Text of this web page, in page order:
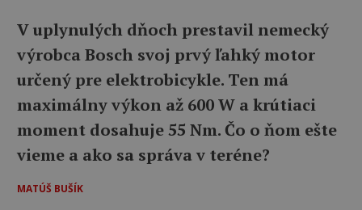
V uplynulých dňoch prestavil nemecký
výrobca Bosch svoj prvý ľahký motor
určený pre elektrobicykle. Ten má
maximálny výkon až 600 W a krútiaci
moment dosahuje 55 Nm. Čo o ňom ešte
vieme a ako sa správa v teréne?
MATÚŠ BUŠÍK